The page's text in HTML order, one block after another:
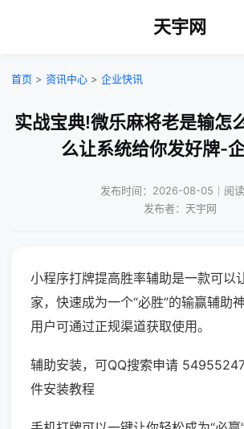
天宇网
首页 > 资讯中心 > 企业快讯
实战宝典!微乐麻将老是输怎
么让系统给你发好牌-
发布时间：2026-08-05｜阅
发布者：天宇网
小程序打牌提高胜率辅助是一款可以
家，快速成为一个“必胜”的输赢辅助
用户可通过正规渠道获取使用。
辅助安装，可QQ搜索申请
件安装教程